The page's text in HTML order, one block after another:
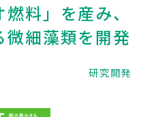
料」を産み、
微細藻類を開発
研究開発